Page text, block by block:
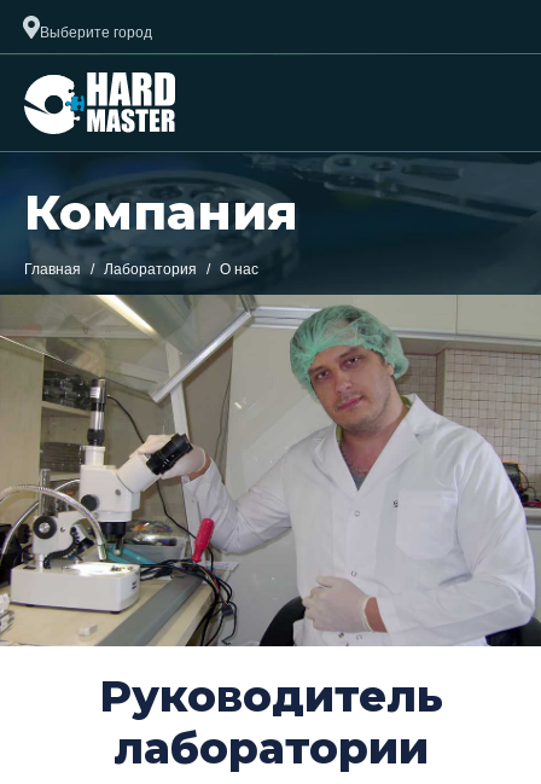
Выберите город
Компания
Главная Лаборатория О нас
Руководитель
лаборатории